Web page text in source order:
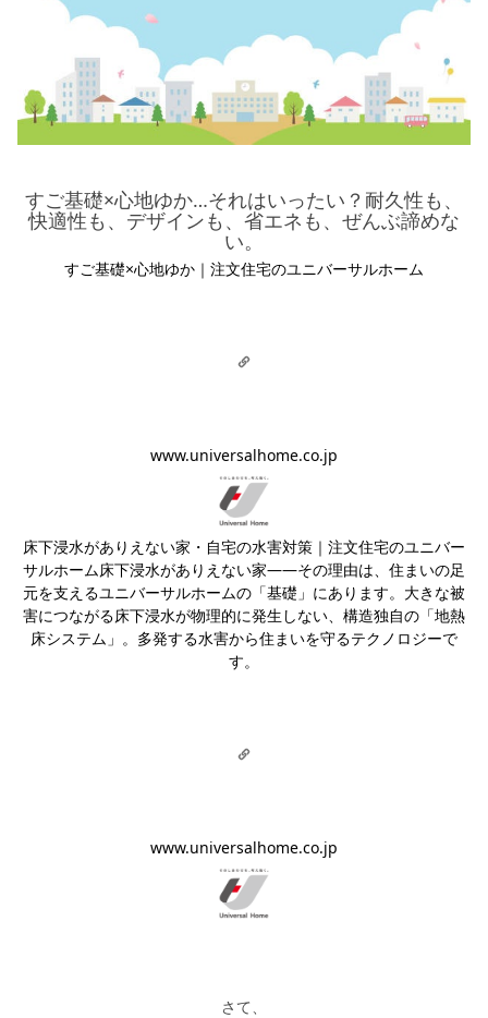
家づくりの知識
企業情報
お問い合わせ
すご基礎×心地ゆか…それはいったい？耐久性も、
快適性も、デザインも、省エネも、ぜんぶ諦めな
い。
すご基礎×心地ゆか｜注文住宅のユニバーサルホーム
www.universalhome.co.jp
床下浸水がありえない家・自宅の水害対策｜注文住宅のユニバー
サルホーム床下浸水がありえない家――その理由は、住まいの足
元を支えるユニバーサルホームの「基礎」にあります。大きな被
害につながる床下浸水が物理的に発生しない、構造独自の「地熱
床システム」。多発する水害から住まいを守るテクノロジーで
す。
www.universalhome.co.jp
さて、